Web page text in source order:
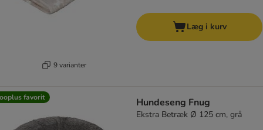
9 varianter
Læg i kurv
favorit Hundeseng Fnug
Ekstra Betræk Ø 125 cm, grå